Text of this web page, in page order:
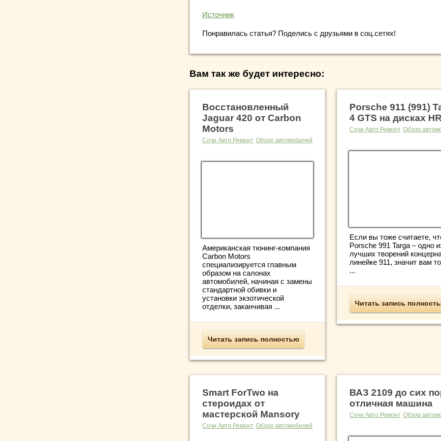
Источник
Понравилась статья? Поделись с друзьями в соц.сетях!
Вам так же будет интересно:
Восстановленный
Jaguar 420 от Carbon
Motors
Сочи Авто Ремонт Обзор автомобилей
Американская тюнинг-компания
Carbon Motors
специализируется главным
образом на салонах
автомобилей, начиная с замены
стандартной обивки и
установки экзотической
отделки, заканчивая ...
Читать запись полностью
Porsche 911 (991)
4 GTS на дисках
Сочи Авто Ремонт Обзор
Если вы тоже считаете,
Porsche 991 Targa – одно
лучших творений
линейке 911, значит вам
...
Читать запись
Smart ForTwo на
стероидах от
мастерской Mansory
Сочи Авто Ремонт Обзор автомобилей
ВАЗ 2109 до сих
отличная машина
Сочи Авто Ремонт Обзор